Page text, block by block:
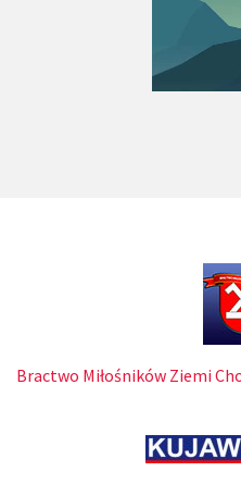
Bractwo Miłośników Ziemi